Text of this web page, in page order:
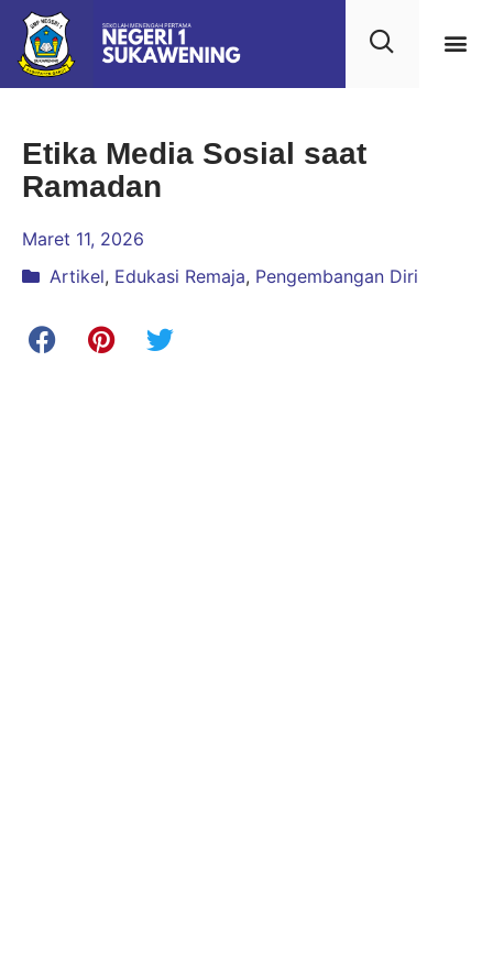
Etika Media Sosial saat
Ramadan
Maret 11, 2026
Artikel, Edukasi Remaja, Pengembangan Diri